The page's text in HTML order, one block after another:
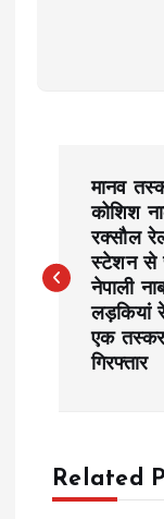
s
v
मानव
कोशिश
रक्सौल
स्टेशन से
नेपाली
लड़कियां
एक
गिरफ्तार
Related